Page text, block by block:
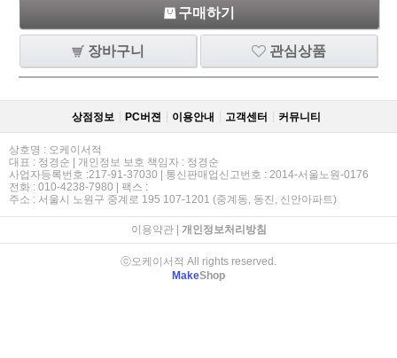
구매하기
장바구니 관심상품
상점정보 PC버젼 이용안내 고객센터 커뮤니티
상호명 : 오케이서적
대표 : 정경순 | 개인정보 보호 책임자 : 정경순
사업자등록번호 :217-91-37030 | 통신판매업신고번호 : 2014-서울노원-0176
전화 : 010-4238-7980 | 팩스 :
주소 : 서울시 노원구 중계로 195 107-1201 (중계동, 동진, 신안아파트)
이용약관| 개인정보처리방침
ⓒ오케이서적 All rights reserved.
MakeShop